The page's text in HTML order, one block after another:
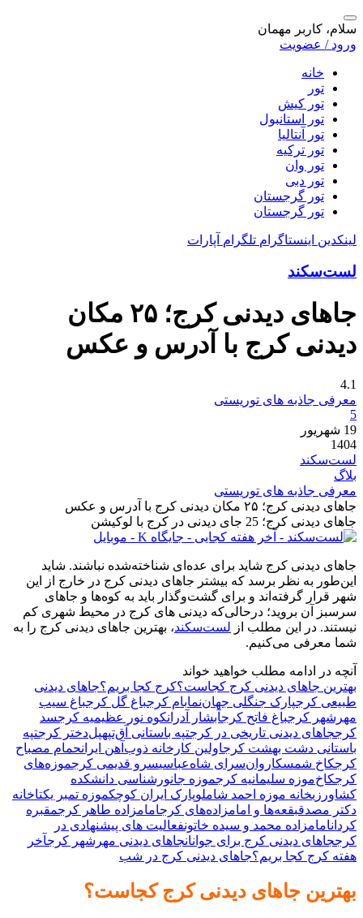
سلام، کاربر مهمان
ورود / عضویت
خانه
تور
تور کیش
تور استانبول
تور آنتالیا
تور ترکیه
تور وان
تور دبی
تور گرجستان
تور گرجستان
لینکدین اینستاگرام تلگرام آپارات
لست‌سکند
جاهای دیدنی کرج؛ ۲۵ مکان
دیدنی کرج با آدرس و عکس
4.1
معرفی جاذبه های توریستی
5
19 شهریور
1404
لست‌سکند
بلاگ
معرفی جاذبه های توریستی
جاهای دیدنی کرج؛ ۲۵ مکان دیدنی کرج با آدرس و عکس
جاهای دیدنی کرج؛ 25 جای دیدنی در کرج با لوکیشن
جاهای دیدنی کرج شاید برای عده‌ای شناخته‌شده نباشند. شاید
این‌طور به نظر برسد که بیشتر جاهای دیدنی کرج در خارج از این
شهر قرار گرفته‌اند و برای گشت‌وگذار باید به کوه‌ها و جاهای
سرسبز آن بروید؛ درحالی‌که دیدنی های کرج در محیط شهری کم
نیستند. در این مطلب از لست‌سکند، بهترین جاهای دیدنی کرج را به
شما معرفی می‌کنیم.
آنچه در ادامه مطلب خواهید خواند
بهترین جاهای دیدنی کرج کجاست؟کرج کجا بریم؟جاهای دیدنی
طبیعی کرجپارک جنگلی جهان‌نمابام کرجباغ گل کرجباغ سیب
مهرشهر کرجباغ فاتح کرجآبشار آدرانکوه نور عظیمیه کرجسد
کرججاهای دیدنی تاریخی در کرجتپه باستانی آق‌تپهپل‌دختر کرجتپه
باستانی دشت بهشت کرجاولین کارخانه ذوب‌آهن ایرانحمام مصباح
کرجکاخ شمسکاروان‌سرای شاه‌عباسیسرو قدیمی کرجموزه‌های
کرجکاخ‌موزه سلیمانیه کرجموزه جانورشناسی دانشکده
کشاورزیخانه موزه احمد شاملوپارک ایران کوچکموزه تمبر یکتاخانه
دکتر مصدقبقعه‌ها و امامزاده‌های کرجامامزاده طاهر کرجمقبره
کردانامامزاده محمد و سیده خاتونفعالیت های پیشنهادی در
کرججاهای دیدنی کرج برای جوانانجاهای دیدنی مهرشهر کرجآخر
هفته کرج کجا بریم؟جاهای دیدنی کرج در شب
بهترین جاهای دیدنی کرج کجاست؟